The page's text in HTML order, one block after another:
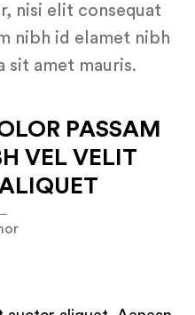
nisi elit consequat
nibh id elamet nibh
sit amet mauris.
PASSAM
VEL VELIT